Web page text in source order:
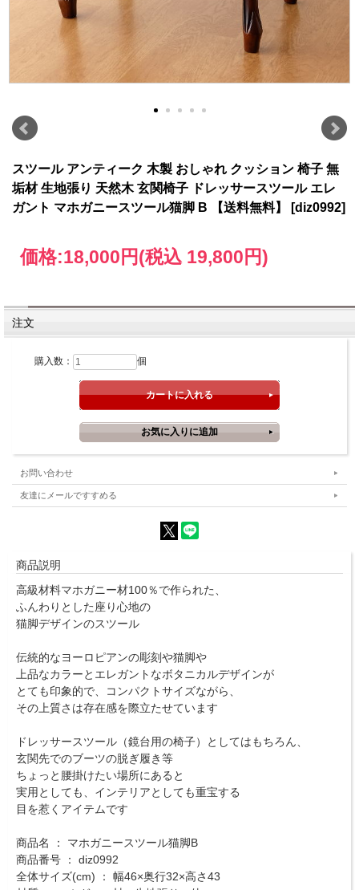
スツール アンティーク 木製 おしゃれ クッション 椅子 無
垢材 生地張り 天然木 玄関椅子 ドレッサースツール エレ
ガント マホガニースツール猫脚 B 【送料無料】 [diz0992]
価格:18,000円(税込 19,800円)
注文
購入数： 個
お問い合わせ
友達にメールですすめる
商品説明
高級材料マホガニー材100％で作られた、
ふんわりとした座り心地の
猫脚デザインのスツール
伝統的なヨーロピアンの彫刻や猫脚や
上品なカラーとエレガントなボタニカルデザインが
とても印象的で、コンパクトサイズながら、
その上質さは存在感を際立たせています
ドレッサースツール（鏡台用の椅子）としてはもちろん、
玄関先でのブーツの脱ぎ履き等
ちょっと腰掛けたい場所にあると
実用としても、インテリアとしても重宝する
目を惹くアイテムです
商品名 ： マホガニースツール猫脚B
商品番号 ： diz0992
全体サイズ(cm) ： 幅46×奥行32×高さ43